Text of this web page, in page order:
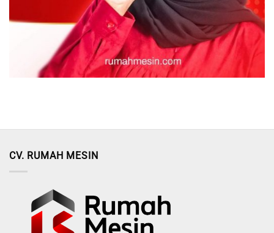
CV. RUMAH MESIN